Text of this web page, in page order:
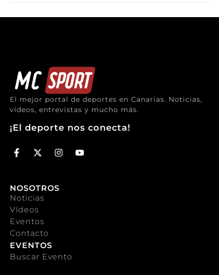
El mejor portal de deportes en Canarias. Noticias,
vídeos, entrevistas y mucho más.
¡El deporte nos conecta!
NOSOTROS
Noticias
Vídeos
Eventos
Contacto
EVENTOS
Buscar Evento